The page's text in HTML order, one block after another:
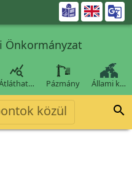

Önkormányzat

Pázmány Állami k…
közül 